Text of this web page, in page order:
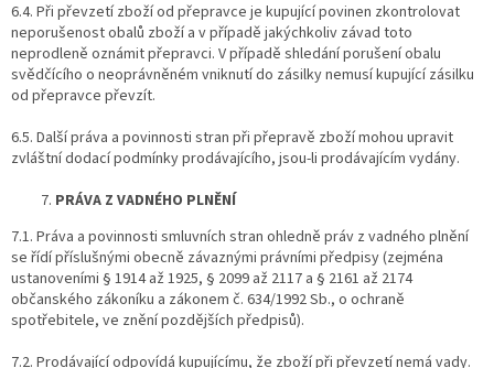
6.4. Při převzetí zboží od přepravce je kupující povinen zkontrolovat
neporušenost obalů zboží a v případě jakýchkoliv závad toto
neprodleně oznámit přepravci. V případě shledání porušení obalu
svědčícího o neoprávněném vniknutí do zásilky nemusí kupující zásilku
od přepravce převzít.
6.5. Další práva a povinnosti stran při přepravě zboží mohou upravit
zvláštní dodací podmínky prodávajícího, jsou-li prodávajícím vydány.
PRÁVA Z VADNÉHO PLNĚNÍ
7.1. Práva a povinnosti smluvních stran ohledně práv z vadného plnění
se řídí příslušnými obecně závaznými právními předpisy (zejména
ustanoveními § 1914 až 1925, § 2099 až 2117 a § 2161 až 2174
občanského zákoníku a zákonem č. 634/1992 Sb., o ochraně
spotřebitele, ve znění pozdějších předpisů).
7.2. Prodávající odpovídá kupujícímu, že zboží při převzetí nemá vady.